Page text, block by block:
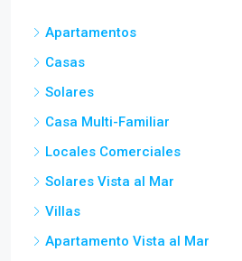
Apartamentos
Casas
Solares
Casa Multi-Familiar
Locales Comerciales
Solares Vista al Mar
Villas
Apartamento Vista al Mar